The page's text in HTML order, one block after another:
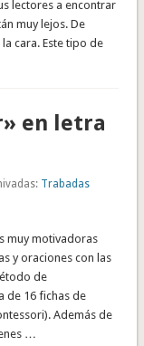
lectores a encontrar
muy lejos. De
cara. Este tipo de
en letra
Trabadas
muy motivadoras
y oraciones con las
de
de 16 fichas de
Además de
…